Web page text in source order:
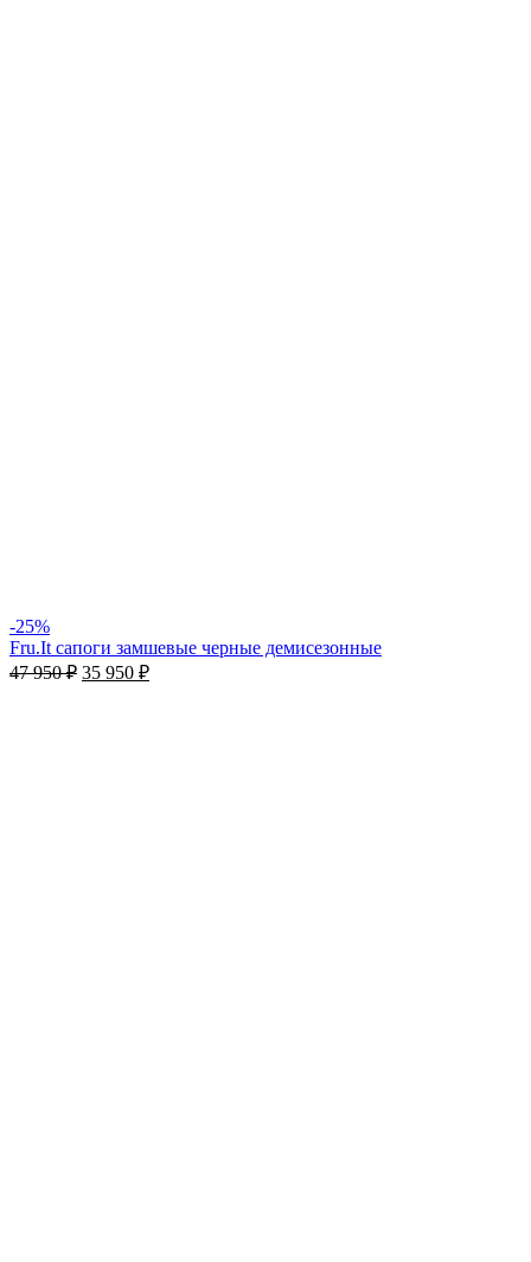
-25%
Fru.It cапоги замшевые черные демисезонные
47 950₽ 35 950 ₽